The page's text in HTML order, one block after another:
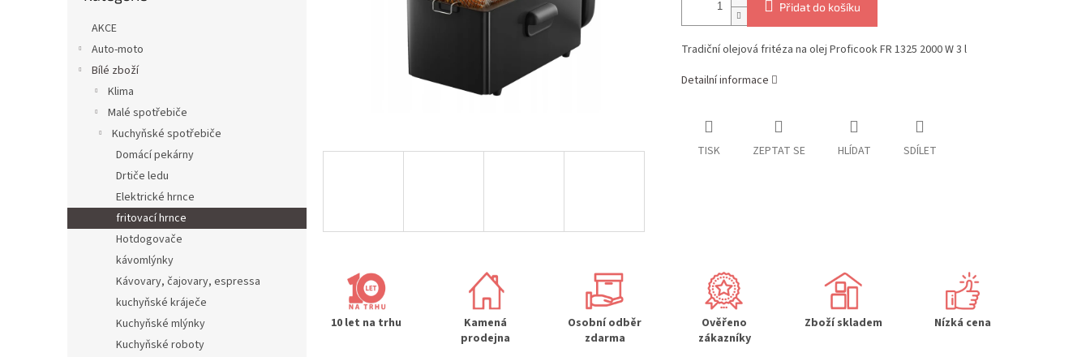
AKCE
Auto-moto
Bílé zboží
Klima
Malé spotřebiče
Kuchyňské spotřebiče
Domácí pekárny
Drtiče ledu
Elektrické hrnce
fritovací hrnce
Hotdogovače
kávomlýnky
Kávovary, čajovary, espressa
kuchyňské kráječe
Kuchyňské mlýnky
Kuchyňské roboty
Přidat do košíku
Tradiční olejová fritéza na olej Proficook FR 1325 2000 W 3 l
Detailní informace
TISK ZEPTAT SE HLÍDAT SDÍLET
10 let na trhu
Kamená
prodejna
Osobní odběr
zdarma
Ověřeno
zákazníky
Zboží skladem Nízká cena